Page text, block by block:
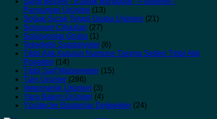
Pansuman Ürünleri (13)
Soğuk-Sıcak Terapi Grubu Ürünleri (21)
Solunum Cihazları (27)
Solüsyonlar Grubu (1)
Tekerlekli Sandalyeler (6)
Tıbbi Atık Kutuları Numune Taşıma Setleri Tıbbi Atık
Poşetleri (14)
Tıbbi Sarf Malzemeler (15)
Tüm Ürünler (286)
Veterinerlik Ürünleri (3)
Yara Bakım Ürünleri (4)
Yürüteçler Bastonlar Değnekler (24)